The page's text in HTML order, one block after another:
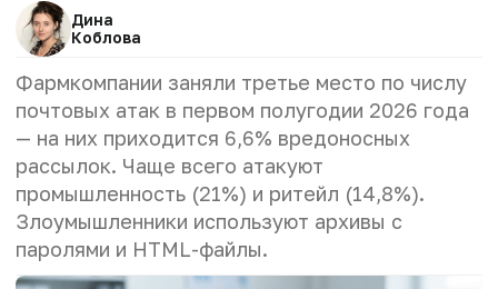
Дина
Коблова
Фармкомпании заняли третье место по числу
почтовых атак в первом полугодии 2026 года
— на них приходится 6,6% вредоносных
рассылок. Чаще всего атакуют
промышленность (21%) и ритейл (14,8%).
Злоумышленники используют архивы с
паролями и HTML-файлы.